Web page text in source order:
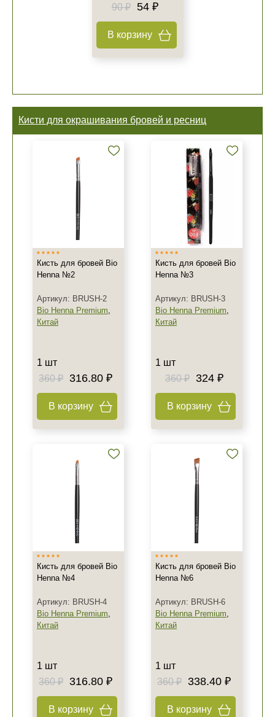
90 ₽
54 ₽
В корзину
Кисти для окрашивания бровей и ресниц
Кисть для бровей Bio
Henna №2
Артикул: BRUSH-2
Bio Henna Premium,
Китай
1 шт
360 ₽
316.80 ₽
В корзину
Кисть для бровей Bio
Henna №3
Артикул: BRUSH-3
Bio Henna Premium,
Китай
1 шт
360 ₽
324 ₽
В корзину
Кисть для бровей Bio
Henna №4
Артикул: BRUSH-4
Bio Henna Premium,
Китай
1 шт
360 ₽
316.80 ₽
В корзину
Кисть для бровей Bio
Henna №6
Артикул: BRUSH-6
Bio Henna Premium,
Китай
1 шт
360 ₽
338.40 ₽
В корзину